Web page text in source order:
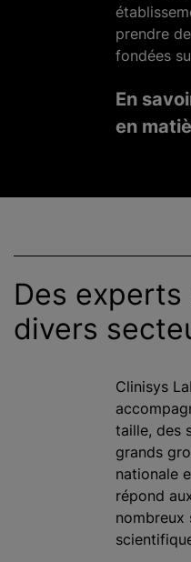
prendre
fondées
En
en
Des
divers
Clinisys
taille, des
grands
nationale
répond
nombreux